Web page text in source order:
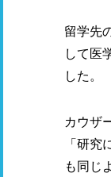
留学先
して医
した。
カウザ
「研
も同じ